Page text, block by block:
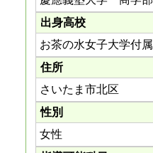
出身高校
お茶の水女子大学付
住所
さいたま市北区
性別
女性